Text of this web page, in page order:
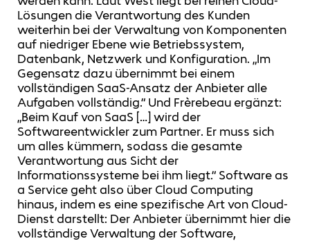
Lösungen die Verantwortung des Kunden
weiterhin bei der Verwaltung von Komponenten
auf niedriger Ebene wie Betriebssystem,
Datenbank, Netzwerk und Konfiguration. „Im
Gegensatz dazu übernimmt bei einem
vollständigen SaaS-Ansatz der Anbieter alle
Aufgaben vollständig.“ Und Frèrebeau ergänzt:
„Beim Kauf von SaaS […] wird der
Softwareentwickler zum Partner. Er muss sich
um alles kümmern, sodass die gesamte
Verantwortung aus Sicht der
Informationssysteme bei ihm liegt.“ Software as
a Service geht also über Cloud Computing
hinaus, indem es eine spezifische Art von Cloud-
Dienst darstellt: Der Anbieter übernimmt hier die
vollständige Verwaltung der Software,